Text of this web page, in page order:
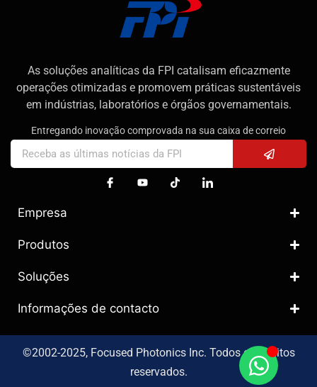
As soluções analíticas da FPI catalisam eficazmente
operações otimizadas e promovem práticas sustentáveis
em indústrias, laboratórios e órgãos governamentais.
Entregando inovação comprovada na sua caixa de correio
Empresa
Produtos
Soluções
Informações de contacto
©2002-2025, Focused Photonics Inc. Todos os direitos
reservados.